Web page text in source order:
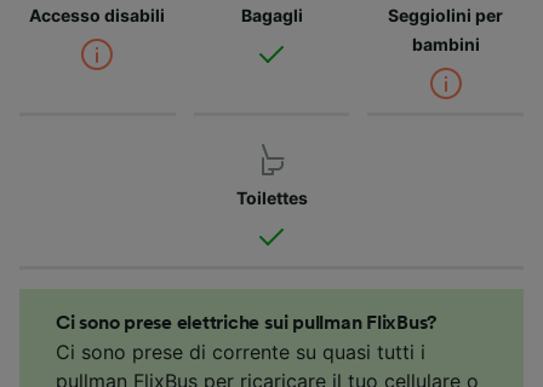
Accesso disabili Bagagli
Seggiolini per
bambini
Toilettes
Ci sono prese elettriche sui pullman FlixBus?
Ci sono prese di corrente su quasi tutti i
pullman FlixBus per ricaricare il tuo cellulare o